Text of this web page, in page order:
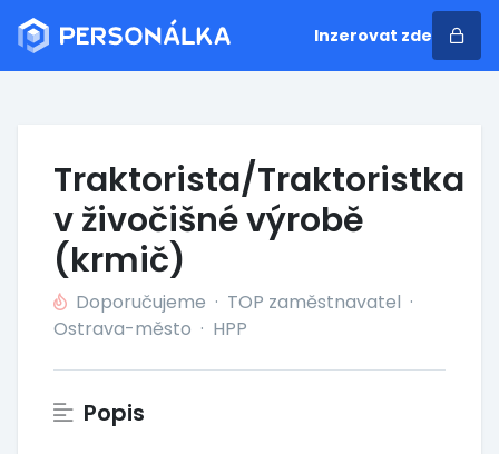
Inzerovat zde
Traktorista/Traktoristka
v živočišné výrobě
(krmič)
Doporučujeme · TOP zaměstnavatel ·
Ostrava-město · HPP
Popis